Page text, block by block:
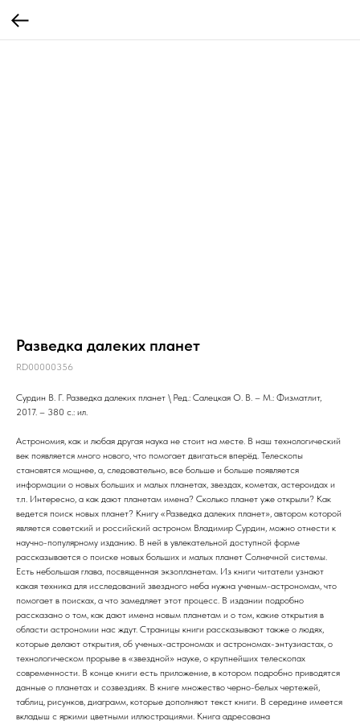
Разведка далеких планет
RD00000356
Сурдин В. Г. Разведка далеких планет \ Ред.: Салецкая О. В. – М.: Физматлит,
2017. – 380 с.: ил.
Астрономия, как и любая другая наука не стоит на месте. В наш технологический
век появляется много нового, что помогает двигаться вперёд. Телескопы
становятся мощнее, а, следовательно, все больше и больше появляется
информации о новых больших и малых планетах, звездах, кометах, астероидах и
т.п. Интересно, а как дают планетам имена? Сколько планет уже открыли? Как
ведется поиск новых планет? Книгу «Разведка далеких планет», автором которой
является советский и российский астроном Владимир Сурдин, можно отнести к
научно-популярному изданию. В ней в увлекательной доступной форме
рассказывается о поиске новых больших и малых планет Солнечной системы.
Есть небольшая глава, посвященная экзопланетам. Из книги читатели узнают
какая техника для исследований звездного неба нужна ученым-астрономам, что
помогает в поисках, а что замедляет этот процесс. В издании подробно
рассказано о том, как дают имена новым планетам и о том, какие открытия в
области астрономии нас ждут. Страницы книги рассказывают также о людях,
которые делают открытия, об ученых-астрономах и астрономах-энтузиастах, о
технологическом прорыве в «звездной» науке, о крупнейших телескопах
современности. В конце книги есть приложение, в котором подробно приводятся
данные о планетах и созвездиях. В книге множество черно-белых чертежей,
таблиц, рисунков, диаграмм, которые дополняют текст книги. В середине имеется
вкладыш с яркими цветными иллюстрациями. Книга адресована